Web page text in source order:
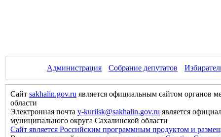
Администрация Собрание депутатов
Сайт sakhalin.gov.ru является официальным сайтом органов
области
Электронная почта y-kurilsk@sakhalin.gov.ru является
муниципального округа Сахалинской области
Сайт является Российским программным продуктом и